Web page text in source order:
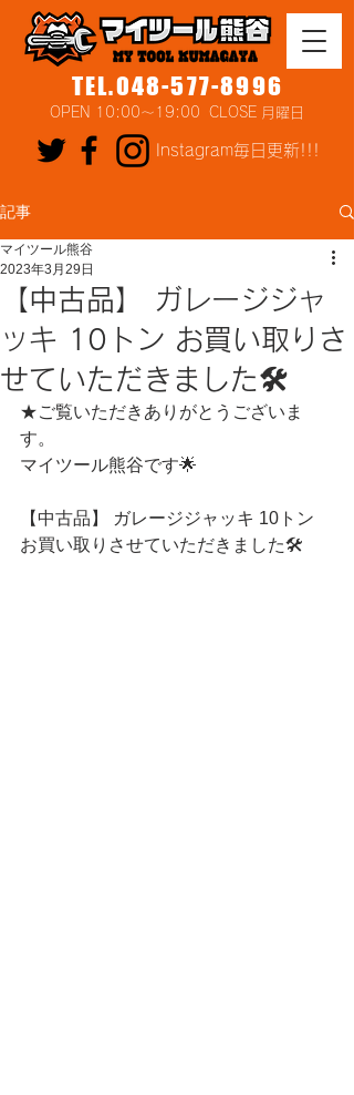
TEL.048-577-8996
OPEN 10:00～19:00 CLOSE 月曜日
Instagram毎日更新!!!
記事
【中古品】 ガレージジャ
ッキ 10トン お買い取りさ
せていただきました🛠
マイツール熊谷
2023年3月29日
★ご覧いただきありがとうございま
す。
マイツール熊谷です🌟
【中古品】 ガレージジャッキ 10トン
お買い取りさせていただきました🛠